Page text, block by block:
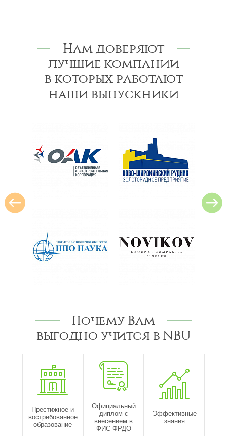
Нам доверяют
лучшие компании
в которых работают
наши выпускники
Почему Вам
выгодно учится в NBU
Престижное и
востребованное
образование
Официальный
диплом с
внесением в
ФИС ФРДО
Эффективные
знания